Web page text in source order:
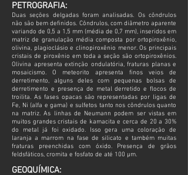
PETROGRAFIA:
Duas seções delgadas foram analisadas. Os côndrulos
não são bem definidos. Côndrulos, com diâmetro aparente
variando de 0,5 a 1,5 mm (média de 0,7 mm), inseridos em
matriz de granulação média composta por ortopiroxênio,
olivina, plagioclásio e clinopiroxênio menor. Os principais
cristais de piroxênio em toda a seção são ortopiroxênios.
Olivina apresenta extinção ondulatória, fraturas planas e
mosaicismo. O meteorito apresenta finos veios de
derretimento, alguns deles com pequenas bolsas de
derretimento e presença de metal derretido e flocos de
troilita. As fases opacas são representadas por ligas de
Fe, Ni (alfa e gama) e sulfetos tanto nos côndrulos quanto
na matriz. As linhas de Neumann podem ser vistas em
muitos grandes cristais de kamacita e cerca de 20 a 30%
do metal já foi oxidado. Isso gera uma coloração de
laranja a marrom na fase de silicato e também muitas
fraturas preenchidas com óxido. Presença de grãos
feldsfáticos, cromita e fosfato de até 100 μm.
GEOQUÍMICA: